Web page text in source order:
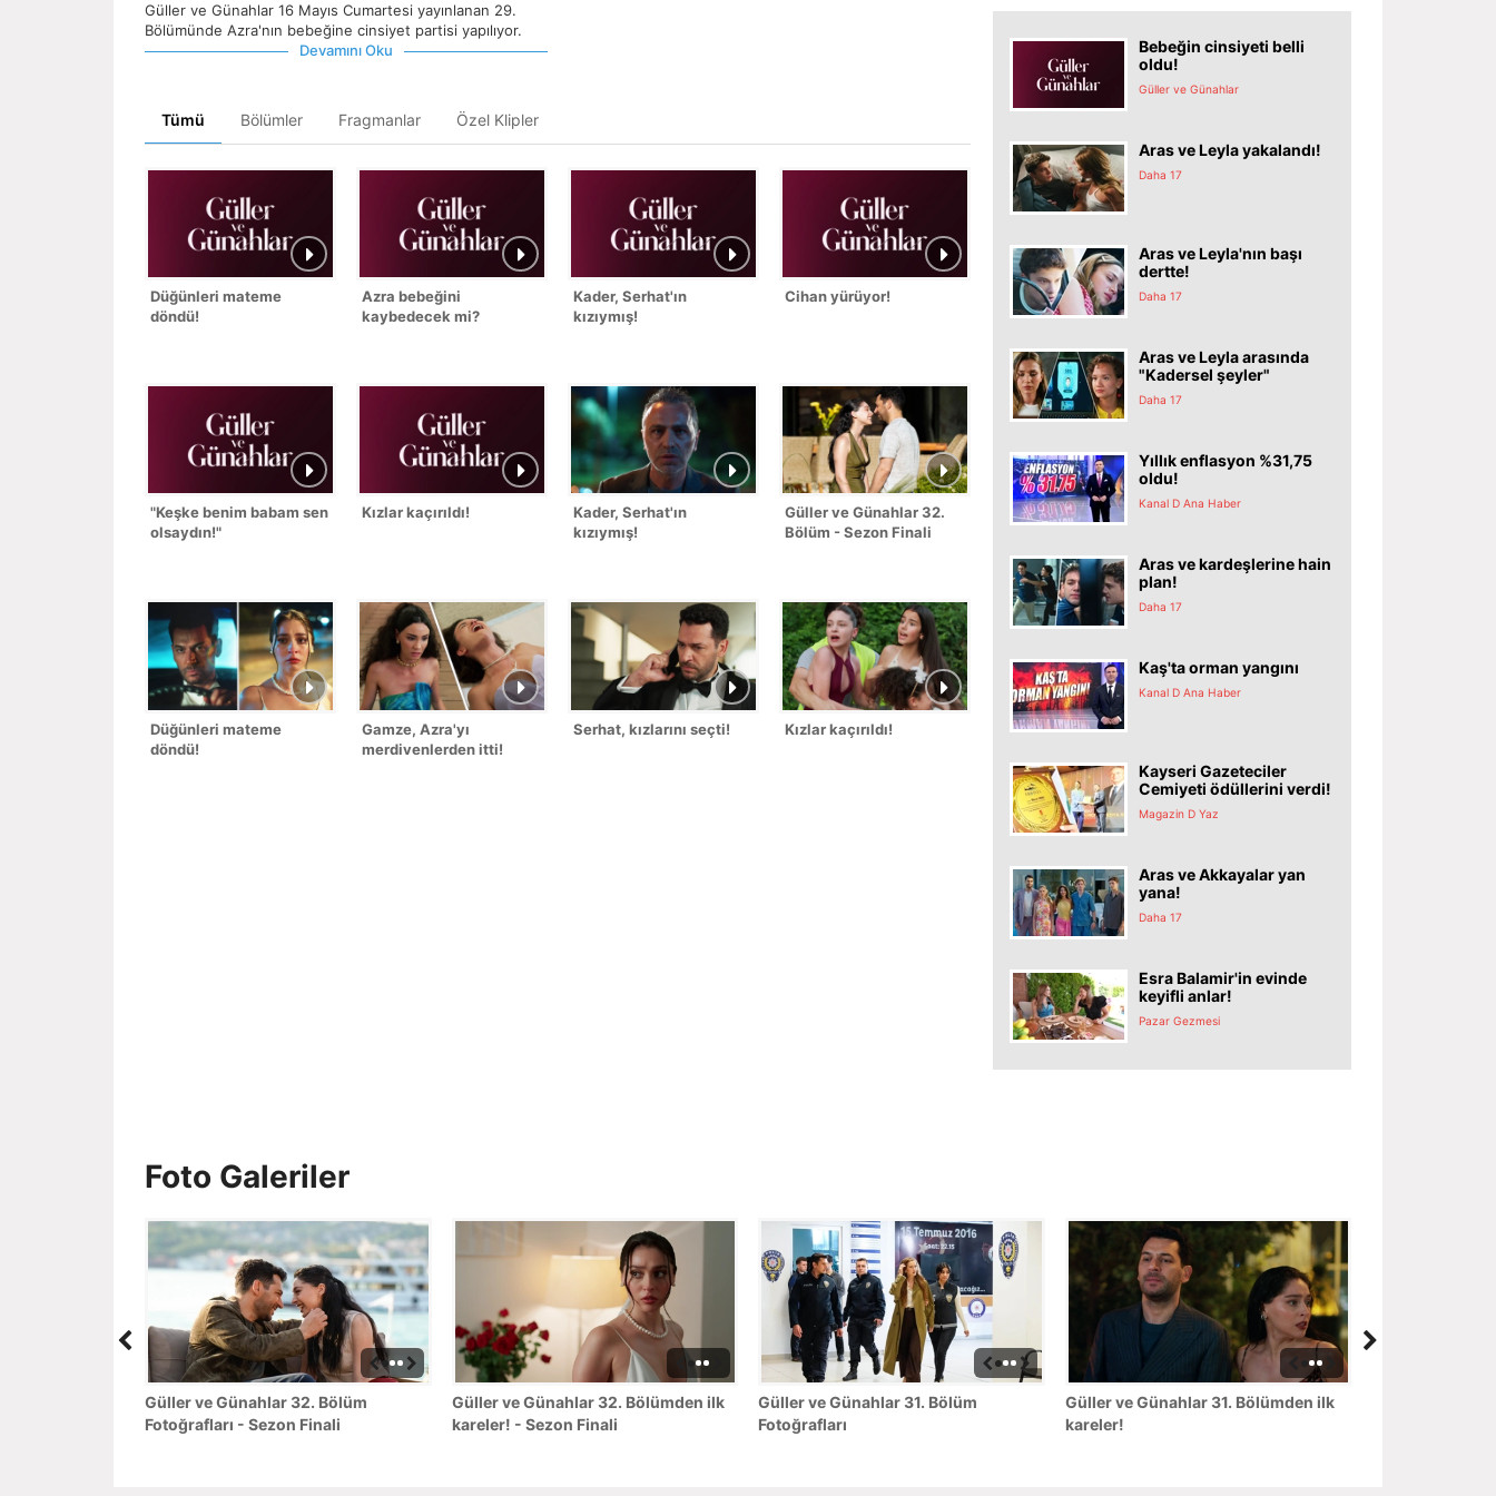
Güller ve Günahlar 16 Mayıs Cumartesi yayınlanan 29.
Bölümünde Azra'nın bebeğine cinsiyet partisi yapılıyor.
Devamını Oku
Tümü Bölümler Fragmanlar Özel Klipler
Düğünleri mateme
döndü!
Azra bebeğini
kaybedecek mi?
Kader, Serhat'ın
kızıymış!
Cihan yürüyor!
"Keşke benim babam sen
olsaydın!"
Kızlar kaçırıldı!
Kader, Serhat'ın
kızıymış!
Güller ve Günahlar 32.
Bölüm - Sezon Finali
Düğünleri mateme
döndü!
Gamze, Azra'yı
merdivenlerden itti!
Serhat, kızlarını seçti! Kızlar kaçırıldı!
Bebeğin cinsiyeti belli
oldu!
Güller ve Günahlar
Aras ve Leyla yakalandı!
Daha 17
Aras ve Leyla'nın başı
dertte!
Daha 17
Aras ve Leyla arasında
"Kadersel şeyler"
Daha 17
Yıllık enflasyon %31,75
oldu!
Kanal D Ana Haber
Aras ve kardeşlerine hain
plan!
Daha 17
Kaş'ta orman yangını
Kanal D Ana Haber
Kayseri Gazeteciler
Cemiyeti ödüllerini verdi!
Magazin D Yaz
Aras ve Akkayalar yan
yana!
Daha 17
Esra Balamir'in evinde
keyifli anlar!
Pazar Gezmesi
Foto Galeriler
Güller ve Günahlar 32. Bölüm
Fotoğrafları - Sezon Finali
Güller ve Günahlar 32. Bölümden ilk
kareler! - Sezon Finali
Güller ve Günahlar 31. Bölüm
Fotoğrafları
Güller ve Günahlar 31. Bölümden ilk
kareler!